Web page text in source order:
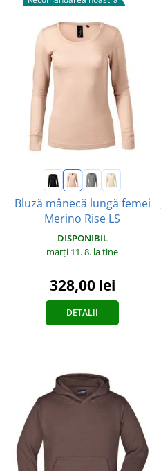
Bluză mânecă lungă femei
Merino Rise LS
DISPONIBIL
marți 11. 8. la tine
328,00 lei
DETALII